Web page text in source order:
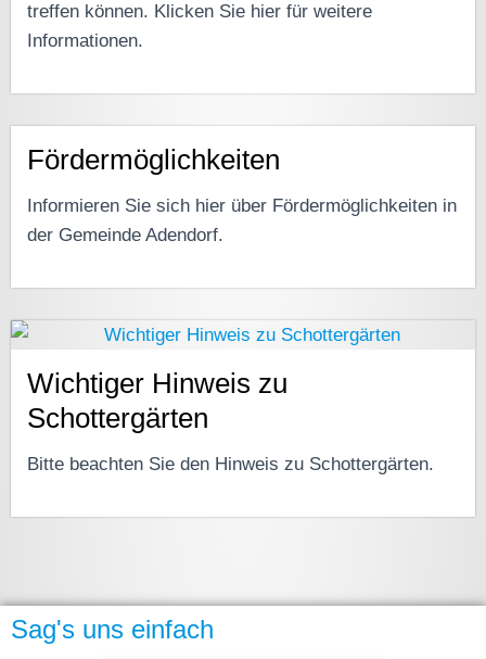
treffen können. Klicken Sie hier für weitere
Informationen.
Fördermöglichkeiten
Informieren Sie sich hier über Fördermöglichkeiten in
der Gemeinde Adendorf.
Wichtiger Hinweis zu
Schottergärten
Bitte beachten Sie den Hinweis zu Schottergärten.
Sag's uns einfach